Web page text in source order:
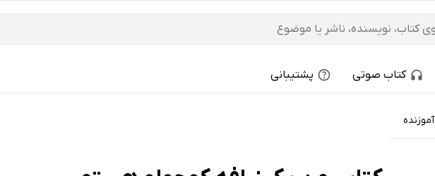
کتاب صوتی پشتیبانی
آموزنده